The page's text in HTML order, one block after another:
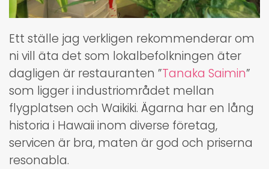
Ett ställe jag verkligen rekommenderar om
ni vill äta det som lokalbefolkningen äter
dagligen är restauranten ”Tanaka Saimin”
som ligger i industriområdet mellan
flygplatsen och Waikiki. Ägarna har en lång
historia i Hawaii inom diverse företag,
servicen är bra, maten är god och priserna
resonabla.